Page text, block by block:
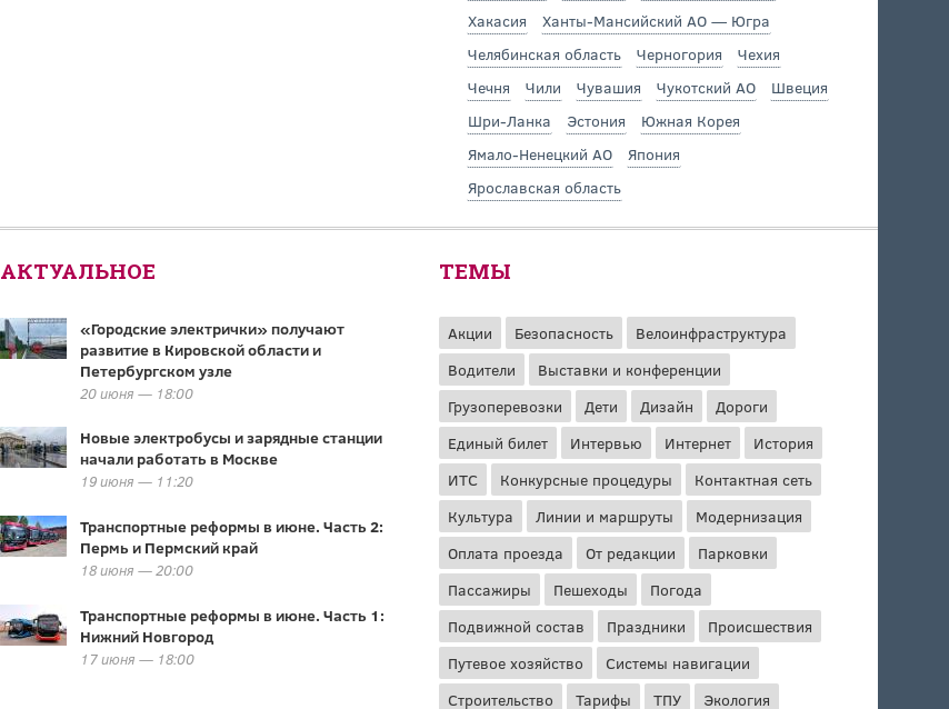
Хакасия
Ханты-Мансийский АО — Югра
Челябинская область
Черногория
Чехия
Чечня
Чили Чувашия Чукотский АО
Швеция
Шри-Ланка
Эстония
Южная Корея
Ямало-Ненецкий АО
Япония
Ярославская область
АКТУАЛЬНОЕ
«Городские электрички» получают
развитие в Кировской области и
Петербургском узле
20 июня — 18:00
Новые электробусы и зарядные станции
начали работать в Москве
19 июня — 11:20
Транспортные реформы в июне. Часть 2:
Пермь и Пермский край
18 июня — 20:00
Транспортные реформы в июне. Часть 1:
Нижний Новгород
17 июня — 18:00
ТЕМЫ
Акции Безопасность
Велоинфраструктура
Водители
Выставки и конференции
Грузоперевозки
Дети Дизайн
Дороги
Единый билет
Интервью Интернет
История
ИТС
Конкурсные процедуры
Контактная сеть
Культура
Линии и маршруты
Модернизация
Оплата проезда
От редакции
Парковки
Пассажиры
Пешеходы
Погода
Подвижной состав
Праздники
Происшествия
Путевое хозяйство
Системы навигации
Строительство
Тарифы ТПУ Экология